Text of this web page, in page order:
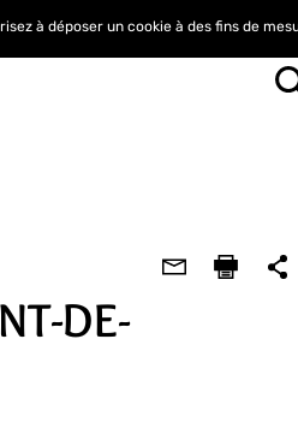
DE-
à déposer un cookie à des fins de